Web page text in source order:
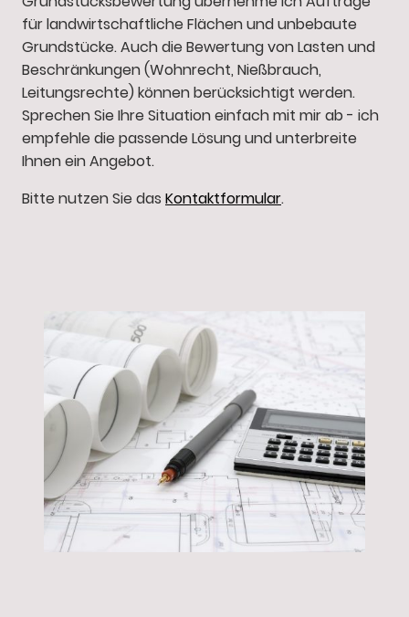
für landwirtschaftliche Flächen und unbebaute
Grundstücke. Auch die Bewertung von Lasten und
Beschränkungen (Wohnrecht, Nießbrauch,
Leitungsrechte) können berücksichtigt werden.
Sprechen Sie Ihre Situation einfach mit mir ab - ich
empfehle die passende Lösung und unterbreite
Ihnen ein Angebot.
Bitte nutzen Sie das Kontaktformular.